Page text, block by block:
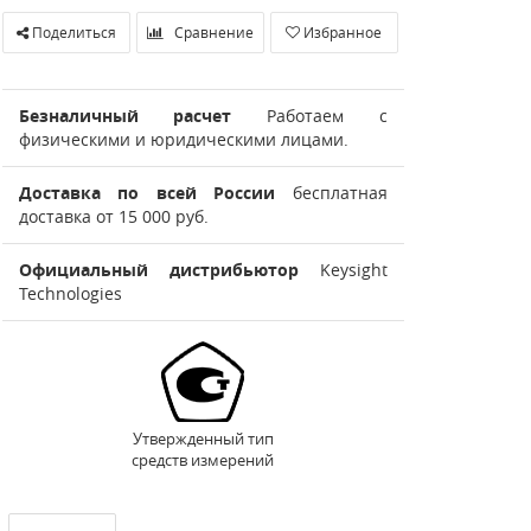
Поделиться Сравнение Избранное
Безналичный расчет Работаем с
физическими и юридическими лицами.
Доставка по всей России бесплатная
доставка от 15 000 руб.
Официальный дистрибьюторKeysight
Technologies
Утвержденный тип
средств измерений